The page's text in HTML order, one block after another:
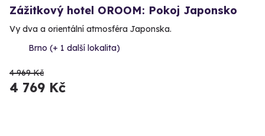
Zážitkový hotel OROOM: Pokoj Japonsko
Vy dva a orientální atmosféra Japonska.
Brno (+ 1 další lokalita)
4 969 Kč
4 769 Kč